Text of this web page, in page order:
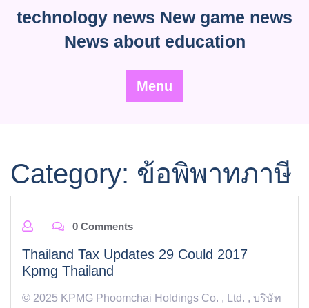
technology news New game news
News about education
Menu
Category: ข้อพิพาทภาษี
0 Comments
Thailand Tax Updates 29 Could 2017
Kpmg Thailand
© 2025 KPMG Phoomchai Holdings Co. , Ltd. , บริษัท